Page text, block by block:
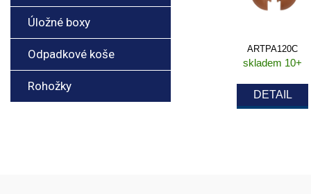
ARTPA120C
skladem 10+
DETAIL
Úložné boxy
Odpadkové koše
Rohožky